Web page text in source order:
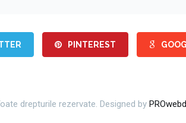
PINTEREST
drepturile rezervate. Designed by